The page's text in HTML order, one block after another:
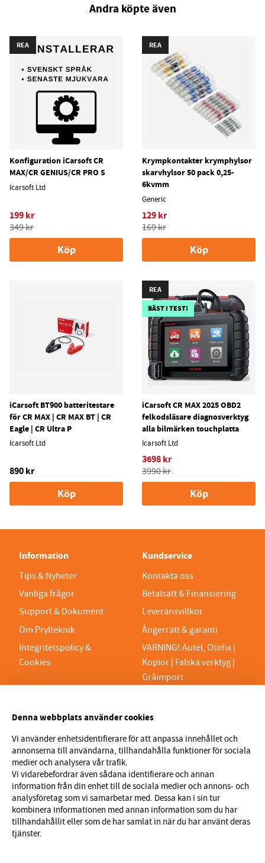
Andra köpte även
REA
Konfiguration iCarsoft CR
MAX/CR GENIUS/CR PRO S
Icarsoft Ltd
199 kr
349 kr
Köp
REA
Krympkontakter krymphylsor
skarvhylsor 50 pack 0,25-
6kvmm
Generic
129 kr
169 kr
Köp
iCarsoft BT900 batteritestare
för CR MAX | CR MAX BT | CR
Eagle | CR Ultra P
Icarsoft Ltd
890 kr
Köp
REA
BÄST I TEST!
iCarsoft CR MAX 2025 OBD2
felkodsläsare diagnosverktyg
alla bilmärken touchplatta
Icarsoft Ltd
3698 kr
3990 kr
Köp
Information
Tips & Nyheter
Vanliga frågor
Support & Dokument
Om Prylteknik
Integritetspolicy &
Cookies
Kundservice
Kontakta oss
Betalsätt & Finansiering
Leveransvillkor
Ångerrätt & garanti
VARNING! Autel, Otofix |
Kopior | Falska verktyg |
Gråimport
Org.nr 559329-1189
VAT SE559329118901
info@prylteknik.se
0321777170
Nyhetsbrev
I vårt nyhetsbrev får du ta del av nyheter och
erbjudanden före alla andra. Registrera dig här nedan.
Denna webbplats använder cookies
Vi använder enhetsidentifierare för att anpassa innehållet och
annonserna till användarna, tillhandahålla funktioner för sociala
medier och analysera vår trafik.
Vi vidarebefordrar även sådana identifierare och annan
information från din enhet till de sociala medier och annons- och
analysföretag som vi samarbetar med. Dessa kan i sin tur
kombinera informationen med annan information som du har
tillhandahållit eller som de har samlat in när du har använt deras
tjänster.